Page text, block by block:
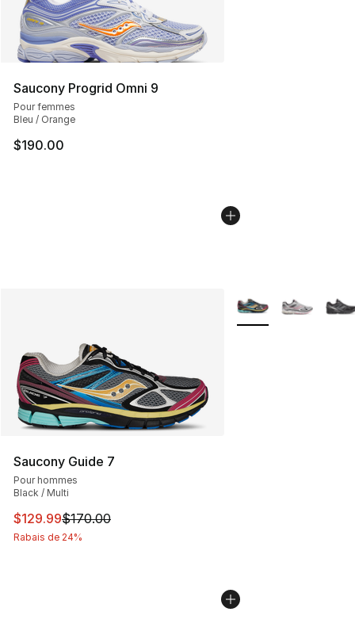
Saucony Progrid Omni 9
Pour femmes
Bleu / Orange
$190.00
Saucony Guide 7
Pour hommes
Black / Multi
Cet article est en solde. Le prix est passé de $170.00 à
$129.99$170.00
Rabais de 24%
Plus de couleurs